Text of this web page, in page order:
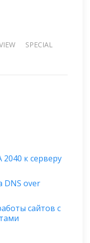
SPECIAL
к серверу
DNS over
сайтов с